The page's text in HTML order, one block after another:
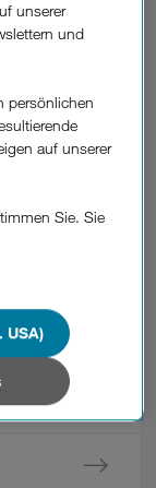
oder
unserer
und
persönlichen
auf unserer
Sie. Sie
auch Cookies
Ländern
USA)
USA)